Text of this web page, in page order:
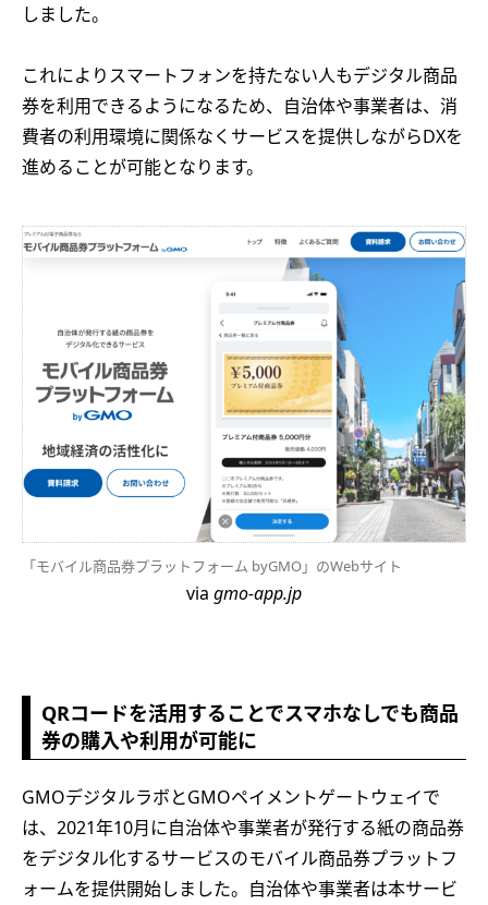
しました。
これによりスマートフォンを持たない人もデジタル商品
券を利用できるようになるため、自治体や事業者は、消
費者の利用環境に関係なくサービスを提供しながらDXを
進めることが可能となります。
「モバイル商品券プラットフォーム byGMO」のWebサイト
via gmo-app.jp
QRコードを活用することでスマホなしでも商品
券の購入や利用が可能に
GMOデジタルラボとGMOペイメントゲートウェイで
は、2021年10月に自治体や事業者が発行する紙の商品券
をデジタル化するサービスのモバイル商品券プラットフ
ォームを提供開始しました。自治体や事業者は本サービ